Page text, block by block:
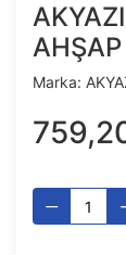
Marka:
759,